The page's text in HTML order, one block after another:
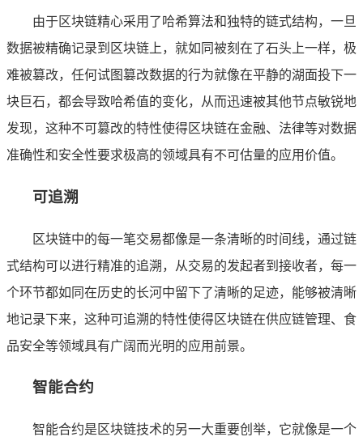
由于区块链精心采用了哈希算法和独特的链式结构，一旦
数据被精确记录到区块链上，就如同被刻在了石头上一样，极
难被篡改，任何试图篡改数据的行为就像在平静的湖面投下一
块巨石，都会导致哈希值的变化，从而迅速被其他节点敏锐地
发现，这种不可篡改的特性使得区块链在金融、法律等对数据
准确性和安全性要求极高的领域具有不可估量的应用价值。
可追溯
区块链中的每一笔交易都像是一条清晰的时间线，通过链
式结构可以进行精准的追溯，从交易的发起者到接收者，每一
个环节都如同在历史的长河中留下了清晰的足迹，能够被清晰
地记录下来，这种可追溯的特性使得区块链在供应链管理、食
品安全等领域具有广阔而光明的应用前景。
智能合约
智能合约是区块链技术的另一大重要创举，它就像是一个